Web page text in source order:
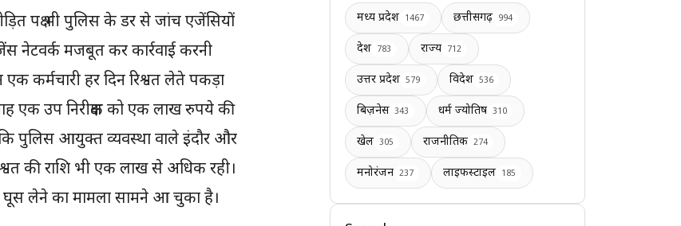
पक्ष भी पुलिस के डर से जांच एजेंसियों
मजबूत कर कार्रवाई करनी
कर्मचारी हर दिन रिश्वत लेते पकड़ा
एक उप निरीक्षक को एक लाख रुपये की
पुलिस आयुक्त व्यवस्था वाले इंदौर और
की राशि भी एक लाख से अधिक रही।
घूस लेने का मामला सामने आ चुका है।
मध्य प्रदेश 1467 छत्तीसगढ़ 994
देश 783 राज्य 712
उत्तर प्रदेश 579 विदेश 536
बिज़नेस 343 धर्म ज्योतिष 310
खेल 305 राजनीतिक 274
मनोरंजन 237 लाइफस्टाइल 185